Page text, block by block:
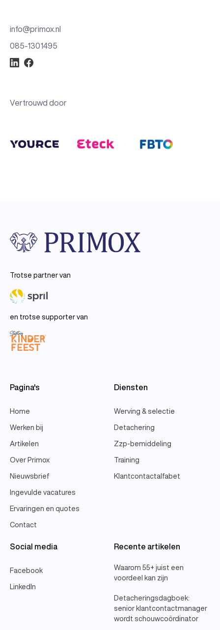
info@primox.nl
085-1301495
Vertrouwd door
Trotse partner van
en trotse supporter van
Pagina's
Home
Werken bij
Artikelen
Over Primox
Nieuwsbrief
Ingevulde vacatures
Ervaringen en quotes
Contact
Diensten
Werving & selectie
Detachering
Zzp-bemiddeling
Training
Klantcontactalfabet
Social media
Facebook
LinkedIn
Recente artikelen
Waarom 55+ juist een
voordeel kan zijn
Detacheringsdagboek:
senior klantcontactmanager
wordt schouwcoördinator